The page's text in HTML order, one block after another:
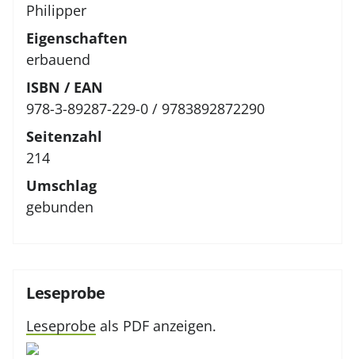
Philipper
Eigenschaften
erbauend
ISBN / EAN
978-3-89287-229-0 / 9783892872290
Seitenzahl
214
Umschlag
gebunden
Leseprobe
Leseprobe als PDF anzeigen.